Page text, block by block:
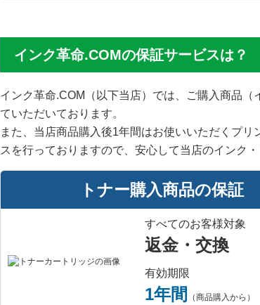
インク革命.COMの保証サービスは？
インク革命.COM（以下当店）では、ご購入商品
ていただいております。
また、当店商品購入後1年間はお使いいただくプ
スを行っておりますので、安心して当店のインク
トナー購入商品の保証
すべてのお客様対象
返金・交換
有効期限
1年間 （商品購入から）